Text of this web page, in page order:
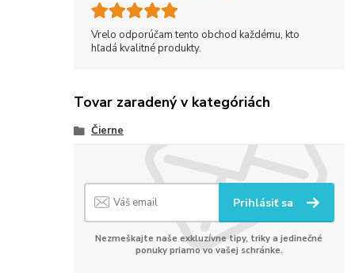
Vrelo odporúčam tento obchod každému, kto
hľadá kvalitné produkty.
Tovar zaradený v kategóriách
Čierne
Prihlásiť sa
Nezmeškajte naše exkluzívne tipy, triky a jedinečné
ponuky priamo vo vašej schránke.